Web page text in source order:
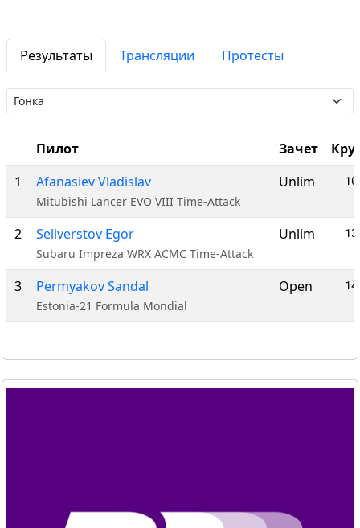
Результаты Трансляции Протесты
Пилот Зачет
1
Afanasiev Vladislav
Mitubishi Lancer EVO VIII Time-Attack
Unlim 10
2 Seliverstov Egor
Subaru Impreza WRX ACMC Time-Attack
Unlim 13
3 Permyakov Sandal
Estonia-21 Formula Mondial
Open 14